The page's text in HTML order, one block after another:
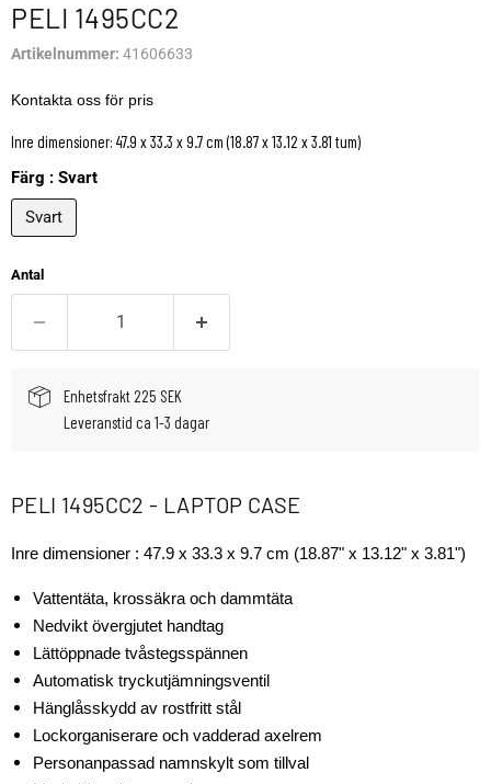
PELI 1495CC2
Artikelnummer: 41606633
Kontakta oss för pris
Inre dimensioner: 47.9 x 33.3 x 9.7 cm (18.87 x 13.12 x 3.81 tum)
Färg : Svart
Svart
Antal
Enhetsfrakt 225 SEK
Leveranstid ca 1-3 dagar
PELI 1495CC2 - LAPTOP CASE
Inre dimensioner : 47.9 x 33.3 x 9.7 cm (18.87" x 13.12" x 3.81")
Vattentäta, krossäkra och dammtäta
Nedvikt övergjutet handtag
Lättöppnade tvåstegsspännen
Automatisk tryckutjämningsventil
Hänglåsskydd av rostfritt stål
Lockorganiserare och vadderad axelrem
Personanpassad namnskylt som tillval